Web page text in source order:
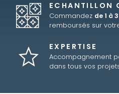
ECHANTILLON
Commandez de 1 à
remboursés sur
EXPERTISE
Accompagnement
dans tous vos